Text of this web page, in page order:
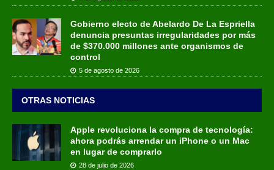
Gobierno electo de Abelardo De La Espriella
denuncia presuntas irregularidades por más
de $370.000 millones ante organismos de
control
5 de agosto de 2026
OTRAS NOTICIAS
Apple revoluciona la compra de tecnología:
ahora podrás arrendar un iPhone o un Mac
en lugar de comprarlo
28 de julio de 2026